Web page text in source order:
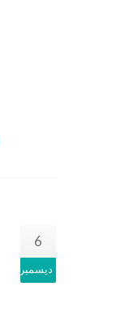
6
ديسمبر